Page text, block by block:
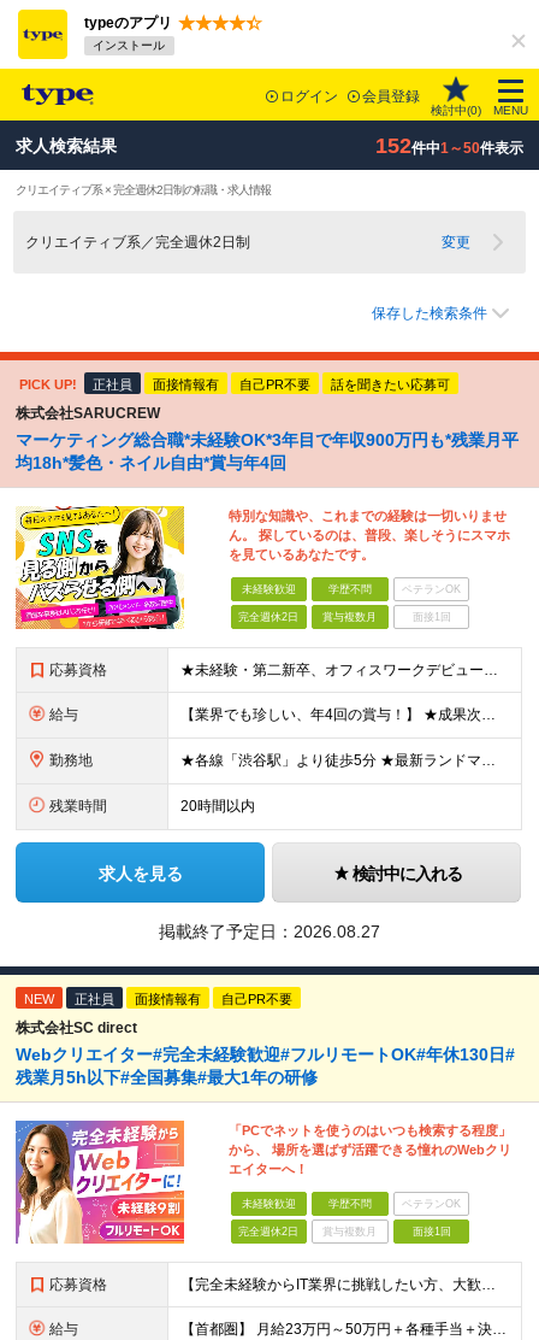
typeのアプリ
インストール
ログイン 会員登録
検討中(0) MENU
求人検索結果 152件中1～50件表示
クリエイティブ系 × 完全週休2日制の転職・求人情報
クリエイティブ系／完全週休2日制 変更
保存した検索条件
PICK UP! 正社員 面接情報有 自己PR不要 話を聞きたい応募可
株式会社SARUCREW
マーケティング総合職*未経験OK*3年目で年収900万円も*残業月平
均18h*髪色・ネイル自由*賞与年4回
特別な知識や、これまでの経験は一切いりませ
ん。 探しているのは、普段、楽しそうにスマホ
を見ているあなたです。
未経験歓迎 学歴不問 ベテランOK
完全週休2日 賞与複数月 面接1回
応募資格 ★未経験・第二新卒、オフィスワークデビュー大歓迎 ★平均年齢は28.6歳！ ★20代の若手メンバーが中心になって活躍している職場です！ ●学歴不問 ※35歳以下の方（若年層の長期キャリア形成） ★こ
給与 【業界でも珍しい、年4回の賞与！】 ★成果次第でスピード昇給可 →20代で年収700万〜900万超も！ ■未経験：月給26〜30万円＋賞与年4回（業績による）＋各種手当 ※経験・スキルを考慮して決定
勤務地 ★各線「渋谷駅」より徒歩5分 ★最新ランドマークオフィスです！ ★転勤はありません 【本社】 東京都渋谷区道玄坂2-25-12 道玄坂通 dogenzaka-dori 5階 ※(変更の範囲)上記を除
残業時間 20時間以内
求人を見る 検討中に入れる
掲載終了予定日： 2026.08.27
NEW 正社員 面接情報有 自己PR不要
株式会社SC direct
Webクリエイター#完全未経験歓迎#フルリモートOK#年休130日#
残業月5h以下#全国募集#最大1年の研修
「PCでネットを使うのはいつも検索する程度」
から、 場所を選ばず活躍できる憧れのWebクリ
エイターへ！
未経験歓迎 学歴不問 ベテランOK
完全週休2日 賞与複数月 面接1回
応募資格 【完全未経験からIT業界に挑戦したい方、大歓迎！】 ●応募年齢制限：34歳まで（若年層の長期キャリア形成を図るため） ★学歴不問・転職回数不問 ★第二新卒・社会人デビューOK 【こんな方を求めていま
給与 【首都圏】 月給23万円～50万円＋各種手当＋決算賞与 【大阪】 月給22万円～50万円＋各種手当＋決算賞与 【愛知】 月給21.5万円～50万円＋各種手当＋決算賞与 【福岡・宮城】 月給20万